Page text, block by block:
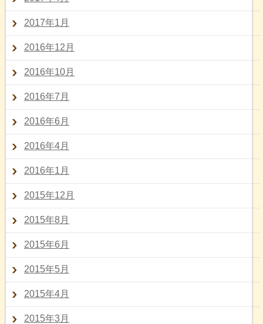
2017年1月
2016年12月
2016年10月
2016年7月
2016年6月
2016年4月
2016年1月
2015年12月
2015年8月
2015年6月
2015年5月
2015年4月
2015年3月